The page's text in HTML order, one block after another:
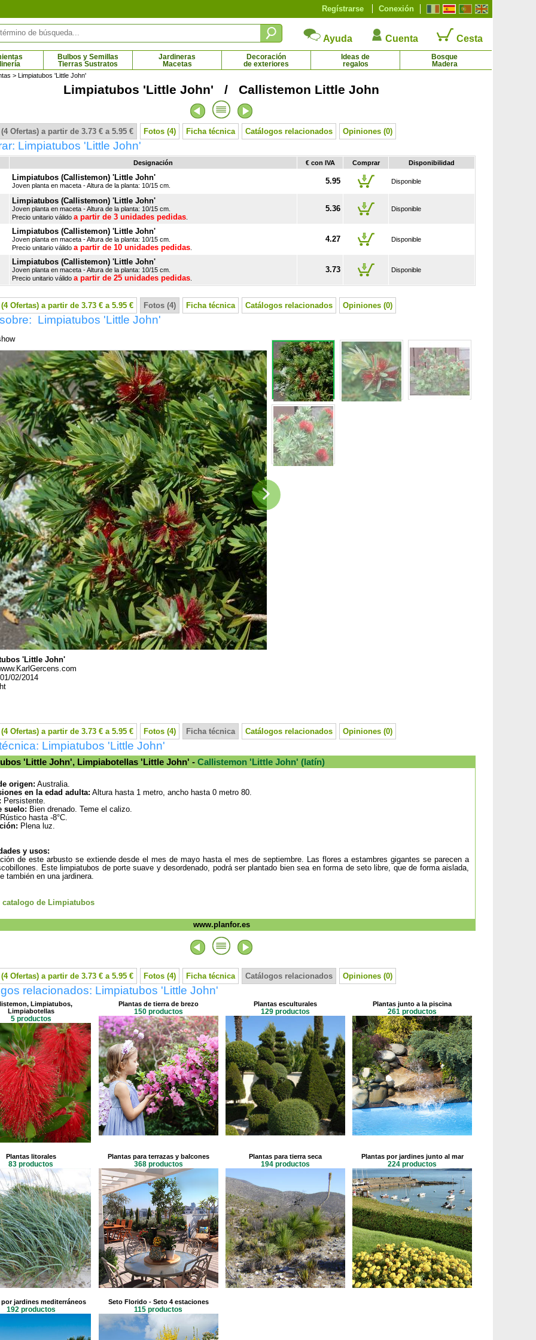
Conexión
Regístrarse
Ayuda Cuenta Cesta
Bulbos y Semillas
Tierras Sustratos
Jardineras
Macetas
Decoración
de exteriores
Ideas de
regalos
Bosque
Madera
> Limpiatubos 'Little John'
Limpiatubos 'Little John' / Callistemon Little John
Ofertas) a partir de 3.73 € a 5.95 € Fotos (4) Ficha técnica Catálogos relacionados Opiniones (0)
Limpiatubos 'Little John'
Designación € con IVA Comprar Disponibilidad
Limpiatubos (Callistemon) 'Little John'
Joven planta en maceta - Altura de la planta: 10/15 cm. 5.95 Disponible
Limpiatubos (Callistemon) 'Little John'
Joven planta en maceta - Altura de la planta: 10/15 cm.
Precio unitario válido a partir de 3 unidades pedidas
5.36 Disponible
Limpiatubos (Callistemon) 'Little John'
Joven planta en maceta - Altura de la planta: 10/15 cm.
Precio unitario válido a partir de 10 unidades pedidas
4.27 Disponible
Limpiatubos (Callistemon) 'Little John'
Joven planta en maceta - Altura de la planta: 10/15 cm.
Precio unitario válido a partir de 25 unidades pedidas
3.73 Disponible
Ofertas) a partir de 3.73 € a 5.95 € Fotos (4) Ficha técnica Catálogos relacionados Opiniones (0)
Limpiatubos 'Little John'
'Little John'
01/02/2014
Ofertas) a partir de 3.73 € a 5.95 € Fotos (4) Ficha técnica Catálogos relacionados Opiniones (0)
Limpiatubos 'Little John'
'Little John', Limpiabotellas 'Little John' - Callistemon 'Little John' (latín)
origen: Australia.
en la edad adulta: Altura hasta 1 metro, ancho hasta 0 metro 80.
Persistente.
suelo: Bien drenado. Teme el calizo.
Rústico hasta -8°C.
Plena luz.
y usos:
de este arbusto se extiende desde el mes de mayo hasta el mes de septiembre. Las flores a estambres gigantes se parecen a
Este limpiatubos de porte suave y desordenado, podrá ser plantado bien sea en forma de seto libre, que de forma aislada,
también en una jardinera.
catalogo de Limpiatubos
www.planfor.es
Ofertas) a partir de 3.73 € a 5.95 € Fotos (4) Ficha técnica Catálogos relacionados Opiniones (0)
relacionados: Limpiatubos 'Little John'
Limpiatubos,
Limpiabotellas
5 productos
Plantas de tierra de brezo
150 productos
Plantas esculturales
129 productos
Plantas junto a la piscina
261 productos
Plantas litorales
83 productos
Plantas para terrazas y balcones
368 productos
Plantas para tierra seca
194 productos
Plantas por jardines junto al mar
224 productos
por jardines mediterráneos
192 productos
Seto Florido - Seto 4 estaciones
115 productos